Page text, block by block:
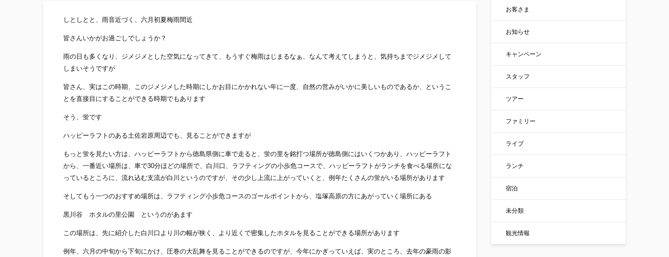
しとしとと、雨音近づく、六月初夏梅雨間近
皆さんいかがお過ごしでしょうか？
雨の日も多くなり、ジメジメとした空気になってきて、もうすぐ梅雨はじまるなぁ、なんて考えてしまうと、気持ちまでジメジメして
しまいそうですが
皆さん、実はこの時期、このジメジメした時期にしかお目にかかれない年に一度、自然の営みがいかに美しいものであるか、というこ
とを直接目にすることができる時期でもあります
そう、蛍です
ハッピーラフトのある土佐岩原周辺でも、見ることができますが
もっと蛍を見たい方は、ハッピーラフトから徳島県側に車で走ると、蛍の里を銘打つ場所が徳島側にはいくつかあり、ハッピーラフト
から、一番近い場所は、車で30分ほどの場所で、白川口、ラフティングの小歩危コースで、ハッピーラフトがランチを食べる場所にな
っているところに、流れ込む支流が白川というのですが、その少し上流に上がっていくと、例年たくさんの蛍がいる場所があります
そしてもう一つのおすすめ場所は、ラフティング小歩危コースのゴールポイントから、塩塚高原の方にあがっていく場所にある
黒川谷 ホタルの里公園 というのがあます
この場所は、先に紹介した白川口より川の幅が狭く、より近くで密集したホタルを見ることができる場所があります
例年、六月の中旬から下旬にかけ、圧巻の大乱舞を見ることができるのですが、今年にかぎっていえば、実のところ、去年の豪雨の影
お客さま
お知らせ
キャンペーン
スタッフ
ツアー
ファミリー
ライブ
ランチ
宿泊
未分類
観光情報